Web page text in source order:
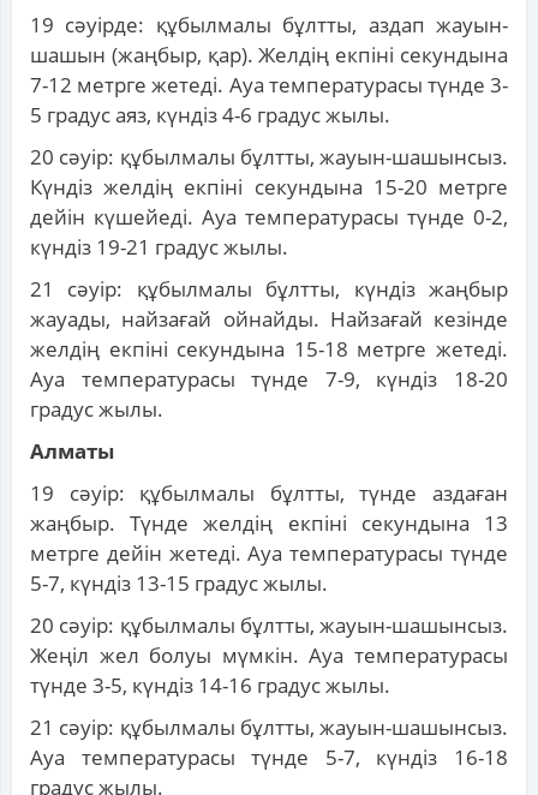
19 сәуірде: құбылмалы бұлтты, аздап жауын-
шашын (жаңбыр, қар). Желдің екпіні секундына
7-12 метрге жетеді. Ауа температурасы түнде 3-
5 градус аяз, күндіз 4-6 градус жылы.
20 сәуір: құбылмалы бұлтты, жауын-шашынсыз.
Күндіз желдің екпіні секундына 15-20 метрге
дейін күшейеді. Ауа температурасы түнде 0-2,
күндіз 19-21 градус жылы.
21 сәуір: құбылмалы бұлтты, күндіз жаңбыр
жауады, найзағай ойнайды. Найзағай кезінде
желдің екпіні секундына 15-18 метрге жетеді.
Ауа температурасы түнде 7-9, күндіз 18-20
градус жылы.
Алматы
19 сәуір: құбылмалы бұлтты, түнде аздаған
жаңбыр. Түнде желдің екпіні секундына 13
метрге дейін жетеді. Ауа температурасы түнде
5-7, күндіз 13-15 градус жылы.
20 сәуір: құбылмалы бұлтты, жауын-шашынсыз.
Жеңіл жел болуы мүмкін. Ауа температурасы
түнде 3-5, күндіз 14-16 градус жылы.
21 сәуір: құбылмалы бұлтты, жауын-шашынсыз.
Ауа температурасы түнде 5-7, күндіз 16-18
градус жылы.